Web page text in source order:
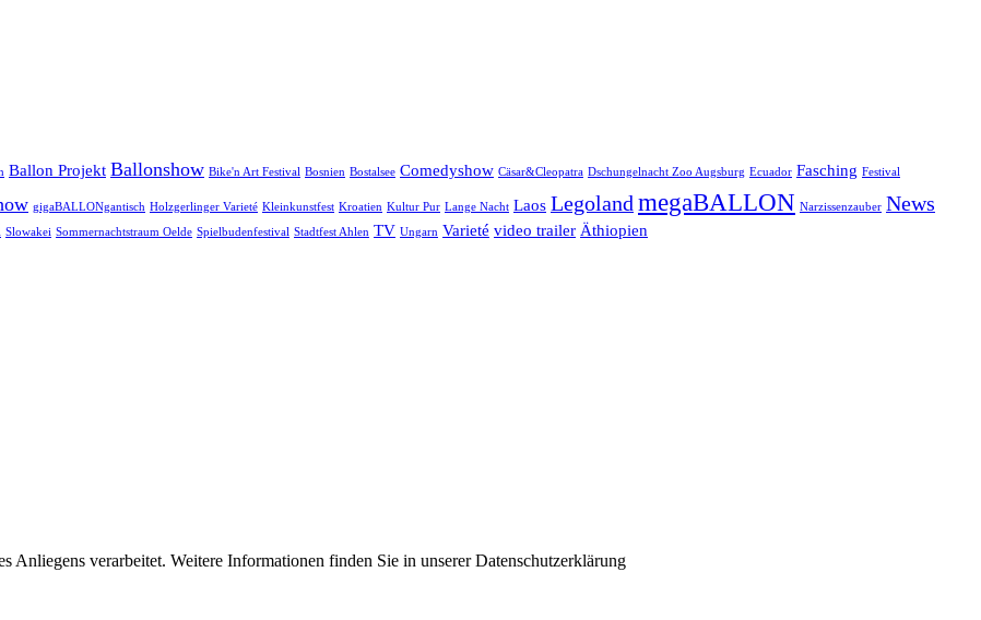
Ballon Projekt Ballonshow Bike'n Art Festival Bosnien Bostalsee Comedyshow Cäsar&Cleopatra Dschungelnacht Zoo Augsburg Ecuador Fasching Festival
gigaBALLONgantisch Holzgerlinger Varieté Kleinkunstfest Kroatien Kultur Pur Lange Nacht Laos Legoland megaBALLON Narzissenzauber News
Slowakei Sommernachtstraum Oelde Spielbudenfestival Stadtfest Ahlen TV Ungarn Varieté video trailer Äthiopien
Anliegens verarbeitet. Weitere Informationen finden Sie in unserer Datenschutzerklärung